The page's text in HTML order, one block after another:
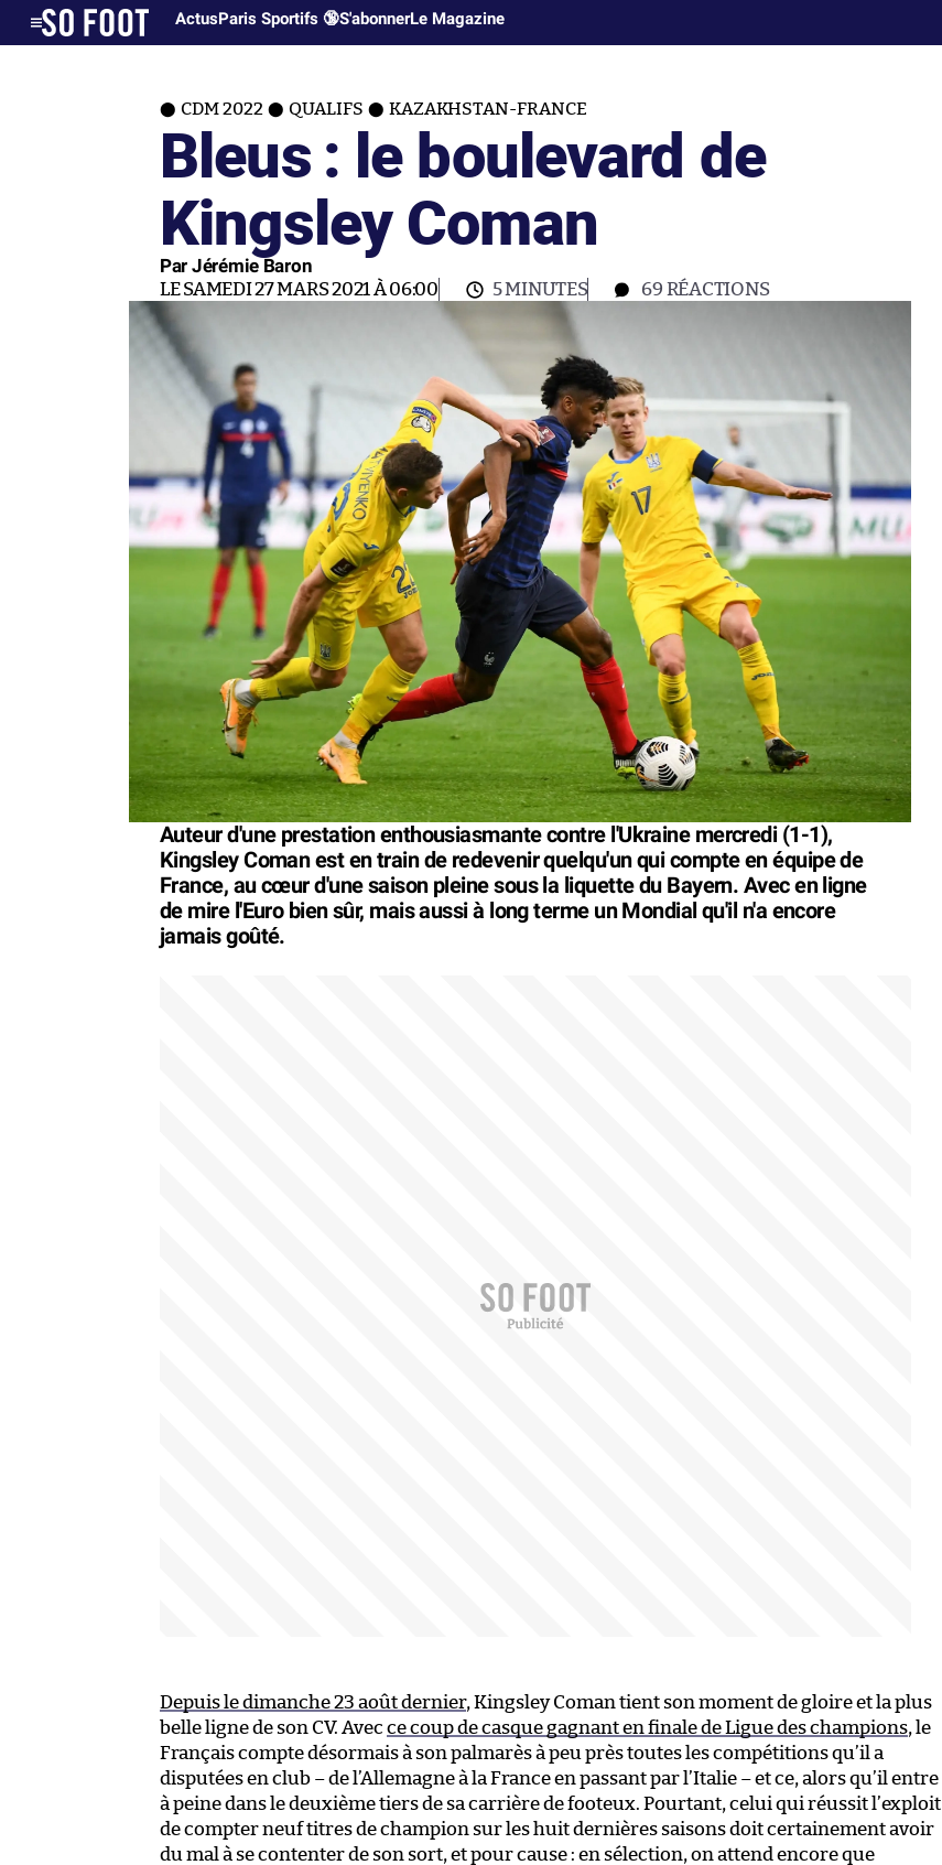
ActusParis Sportifs 🔞S'abonnerLe Magazine
CDM 2022 QUALIFS KAZAKHSTAN-FRANCE
Bleus : le boulevard de
Kingsley Coman
Par Jérémie Baron
LE SAMEDI 27 MARS 2021 À 06:00 5 MINUTES 69 RÉACTIONS
Auteur d'une prestation enthousiasmante contre l'Ukraine mercredi (1-1),
Kingsley Coman est en train de redevenir quelqu'un qui compte en équipe de
France, au cœur d'une saison pleine sous la liquette du Bayern. Avec en ligne
de mire l'Euro bien sûr, mais aussi à long terme un Mondial qu'il n'a encore
jamais goûté.
Depuis le dimanche 23 août dernier, Kingsley Coman tient son moment de gloire et la plus
belle ligne de son CV. Avec ce coup de casque gagnant en finale de Ligue des champions, le
Français compte désormais à son palmarès à peu près toutes les compétitions qu’il a
disputées en club – de l’Allemagne à la France en passant par l’Italie – et ce, alors qu’il entre
à peine dans le deuxième tiers de sa carrière de footeux. Pourtant, celui qui réussit l’exploit
de compter neuf titres de champion sur les huit dernières saisons doit certainement avoir
du mal à se contenter de son sort, et pour cause : en sélection, on attend encore que